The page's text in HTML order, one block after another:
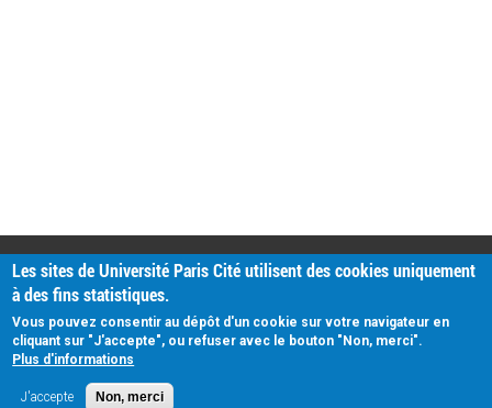
PRATIQUE
Plan d'accès
Intranet
Mentions légales
Données personnelles
Les sites de Université Paris Cité utilisent des cookies uniquement
à des fins statistiques.
Vous pouvez consentir au dépôt d'un cookie sur votre navigateur en
cliquant sur "J'accepte", ou refuser avec le bouton "Non, merci".
Plus d'informations
J'accepte Non, merci